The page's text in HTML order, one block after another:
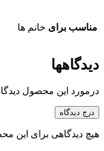
مناسب برای خانم ها
دیدگاهها
درمورد این محصول
درج دیدگاه
هیچ دیدگاهی برای این